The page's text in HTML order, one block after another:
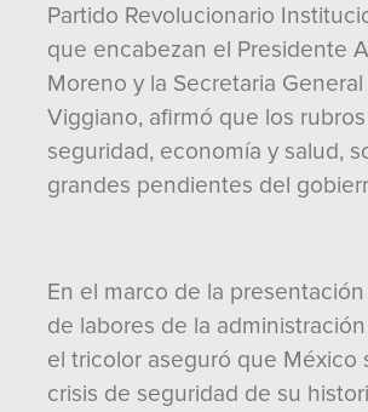
Partido Revolucionario
que encabezan el Presidente
Moreno y la Secretaria
Viggiano, afirmó que los
seguridad, economía y salud,
grandes pendientes del
En el marco de la
de labores de la
el tricolor aseguró que México
crisis de seguridad de su